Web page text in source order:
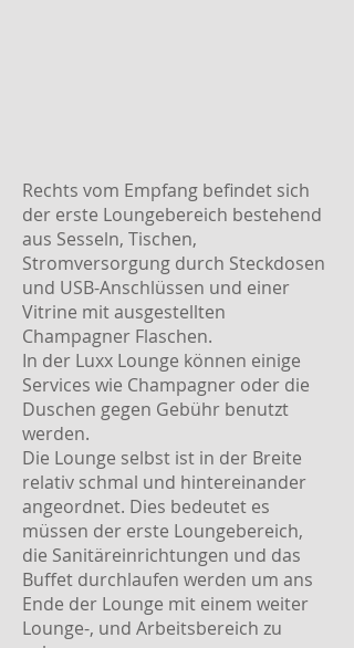
Rechts vom Empfang befindet sich
der erste Loungebereich bestehend
aus Sesseln, Tischen,
Stromversorgung durch Steckdosen
und USB-Anschlüssen und einer
Vitrine mit ausgestellten
Champagner Flaschen.
In der Luxx Lounge können einige
Services wie Champagner oder die
Duschen gegen Gebühr benutzt
werden.
Die Lounge selbst ist in der Breite
relativ schmal und hintereinander
angeordnet. Dies bedeutet es
müssen der erste Loungebereich,
die Sanitäreinrichtungen und das
Buffet durchlaufen werden um ans
Ende der Lounge mit einem weiter
Lounge-, und Arbeitsbereich zu